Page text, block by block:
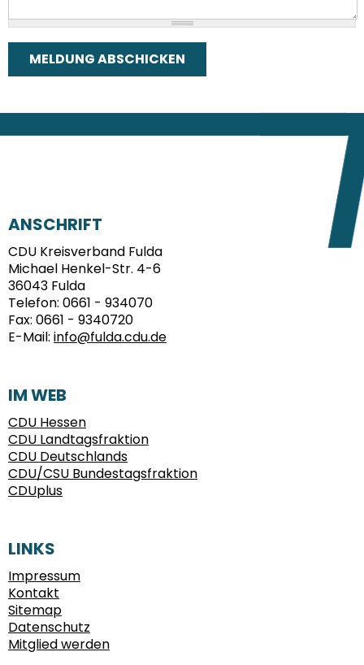
FUSSBEREICH
ANSCHRIFT
CDU Kreisverband Fulda
Michael Henkel-Str. 4-6
36043 Fulda
Telefon: 0661 - 934070
Fax: 0661 - 9340720
E-Mail: info@fulda.cdu.de
IM WEB
CDU Hessen
CDU Landtagsfraktion
CDU Deutschlands
CDU/CSU Bundestagsfraktion
CDUplus
LINKS
Impressum
Kontakt
Sitemap
Datenschutz
Mitglied werden